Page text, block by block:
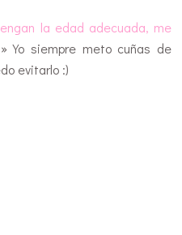
la edad adecuada, me
» Yo siempre meto cuñas de
evitarlo :)